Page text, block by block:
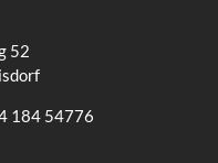
52
184 54776